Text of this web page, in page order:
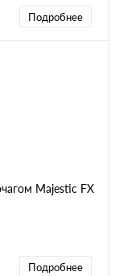
Подробнее
Majestic FX
Подробнее